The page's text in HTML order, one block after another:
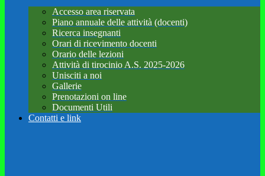
Accesso area riservata
Piano annuale delle attività (docenti)
Ricerca insegnanti
Orari di ricevimento docenti
Orario delle lezioni
Attività di tirocinio A.S. 2025-2026
Unisciti a noi
Gallerie
Prenotazioni on line
Documenti Utili
Contatti e link